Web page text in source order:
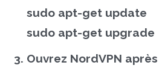
sudo apt-get update
sudo apt-get upgrade
Ouvrez NordVPN